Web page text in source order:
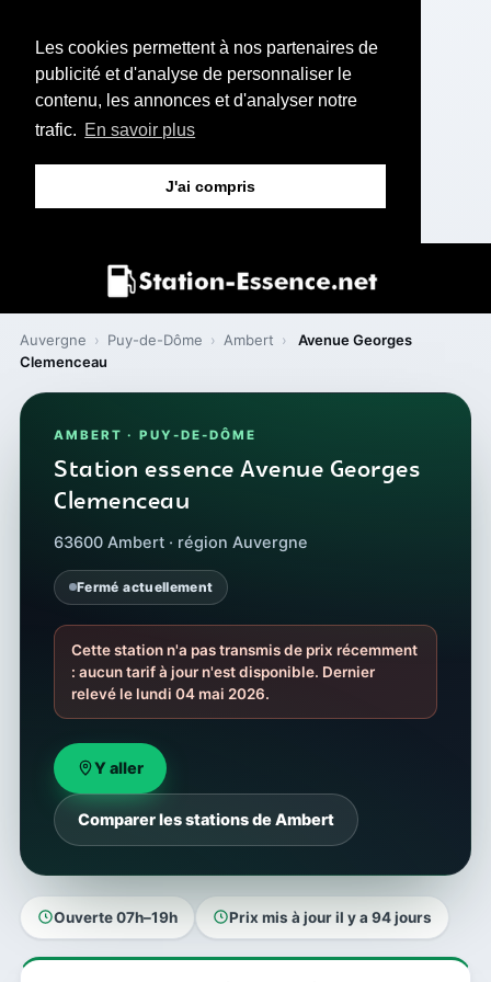
Les cookies permettent à nos partenaires de
publicité et d'analyse de personnaliser le
contenu, les annonces et d'analyser notre
trafic. En savoir plus
J'ai compris
Auvergne › Puy-de-Dôme › Ambert ›
Avenue Georges
Clemenceau
AMBERT · PUY-DE-DÔME
Station essence Avenue Georges
Clemenceau
63600 Ambert · région Auvergne
Fermé actuellement
Cette station n'a pas transmis de prix récemment
: aucun tarif à jour n'est disponible. Dernier
relevé le lundi 04 mai 2026.
Y aller
Comparer les stations de Ambert
Ouverte 07h–19h Prix mis à jour il y a 94 jours